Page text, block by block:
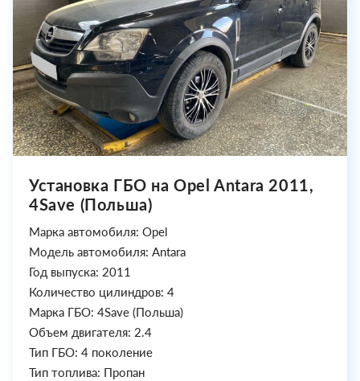
Установка ГБО на Opel Antara 2011,
4Save (Польша)
Марка автомобиля: Opel
Модель автомобиля: Antara
Год выпуска: 2011
Количество цилиндров: 4
Марка ГБО: 4Save (Польша)
Объем двигателя: 2.4
Тип ГБО: 4 поколение
Тип топлива: Пропан